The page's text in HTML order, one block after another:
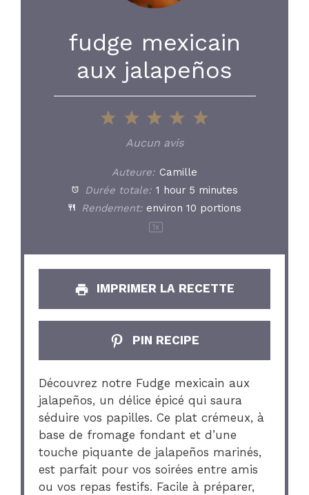
fudge mexicain
aux jalapeños
5
4
3
Stars
2
Stars
1
Star
Aucun avis
Auteure: Camille
Durée totale: 1 hour 5 minutes
Rendement: environ10 portions
1 x
IMPRIMER LA RECETTE
PIN RECIPE
Découvrez notre Fudge mexicain aux
jalapeños, un délice épicé qui saura
séduire vos papilles. Ce plat crémeux, à
base de fromage fondant et d’une
touche piquante de jalapeños marinés,
est parfait pour vos soirées entre amis
ou vos repas festifs. Facile à préparer,